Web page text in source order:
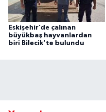
Eskişehir’de çalınan
büyükbaş hayvanlardan
biri Bilecik’te bulundu